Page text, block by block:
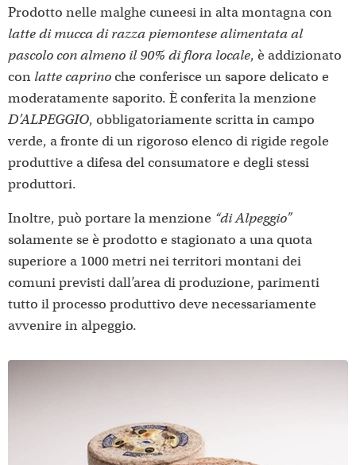
Prodotto nelle malghe cuneesi in alta montagna con
latte di mucca di razza piemontese alimentata al
pascolo con almeno il 90% di flora locale, è addizionato
con latte caprinoche conferisce un sapore delicato e
moderatamente saporito. È conferita la menzione
D’ALPEGGIO, obbligatoriamente scritta in campo
verde, a fronte di un rigoroso elenco di rigide regole
produttive a difesa del consumatore e degli stessi
produttori.
Inoltre, può portare la menzione “di Alpeggio”
solamente se è prodotto e stagionato a una quota
superiore a 1000 metri nei territori montani dei
comuni previsti dall’area di produzione, parimenti
tutto il processo produttivo deve necessariamente
avvenire in alpeggio.